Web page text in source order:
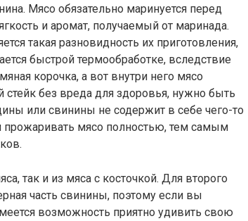
Мясо обязательно маринуется перед
и аромат, получаемый от маринада.
такая разновидность их приготовления,
быстрой термообработке, вследствие
корочка, а вот внутри него мясо
стейк без вреда для здоровья, нужно быть
или свинины не содержит в себе чего-то
мясо полностью, тем самым
так и из мяса с косточкой. Для второго
часть свинины, поэтому если вы
возможность приятно удивить свою